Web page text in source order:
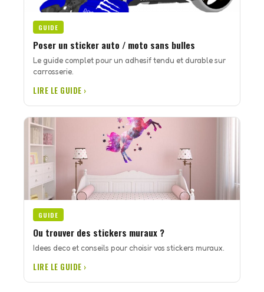
GUIDE
Poser un sticker auto / moto sans bulles
Le guide complet pour un adhesif tendu et durable sur
carrosserie.
LIRE LE GUIDE ›
GUIDE
Ou trouver des stickers muraux ?
Idees deco et conseils pour choisir vos stickers muraux.
LIRE LE GUIDE ›